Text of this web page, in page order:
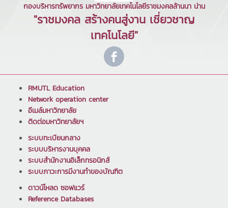
กองบริหารทรัพยากร มหาวิทยาลัยเทคโนโลยีราชมงคลล้านนา น่าน
"ราชมงคล สร้างคนสู่งาน เชี่ยวชาญ
เทคโนโลยี"
RMUTL Education
Network operation center
อีเมล์มหาวิทยาลัย
ติดต่อมหาวิทยาลัยฯ
ระบบทะเบียนกลาง
ระบบบริหารงานบุคคล
ระบบสำนักงานอิเล็กทรอนิกส์
ระบบภาวะการมีงานทำของบัณฑิต
ดาวน์โหลด ซอฟแวร์
Reference Databases